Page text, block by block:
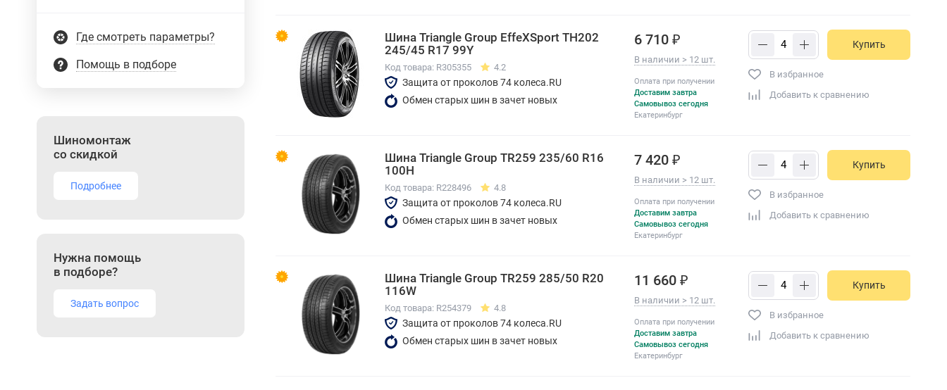
Где смотреть параметры?
Помощь в подборе
Шиномонтаж
со скидкой
Подробнее
Нужна помощь
в подборе?
Задать вопрос
Шина Triangle Group EffeXSport TH202
245/45 R17 99Y
Код товара: R305355 4.2
Защита от проколов 74 колеса.RU
Обмен старых шин в зачет новых
6 710 ₽
В наличии > 12 шт.
Оплата при получении
Доставим завтра
Самовывоз сегодня
Екатеринбург
Купить
В избранное
Добавить к сравнению
Шина Triangle Group TR259 235/60 R16
100H
Код товара: R228496 4.8
Защита от проколов 74 колеса.RU
Обмен старых шин в зачет новых
7 420 ₽
В наличии > 12 шт.
Оплата при получении
Доставим завтра
Самовывоз сегодня
Екатеринбург
Купить
В избранное
Добавить к сравнению
Шина Triangle Group TR259 285/50 R20
116W
Код товара: R254379 4.8
Защита от проколов 74 колеса.RU
Обмен старых шин в зачет новых
11 660 ₽
В наличии > 12 шт.
Оплата при получении
Доставим завтра
Самовывоз сегодня
Екатеринбург
Купить
В избранное
Добавить к сравнению